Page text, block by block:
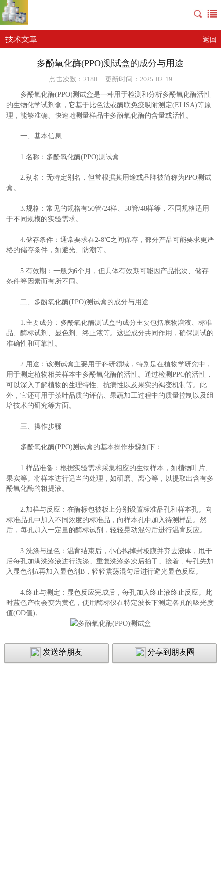
技术文章 返回
多酚氧化酶(PPO)测试盒的成分与用途
点击次数：2180 更新时间：2025-02-19
多酚氧化酶(PPO)测试盒是一种用于检测和分析多酚氧化酶活性
的生物化学试剂盒，它基于比色法或酶联免疫吸附测定(ELISA)等原
理，能够准确、快速地测量样品中多酚氧化酶的含量或活性。
一、基本信息
1.名称：多酚氧化酶(PPO)测试盒
2.别名：无特定别名，但常根据其用途或品牌被简称为PPO测试
盒。
3.规格：常见的规格有50管/24样、50管/48样等，不同规格适用
于不同规模的实验需求。
4.储存条件：通常要求在2-8℃之间保存，部分产品可能要求更严
格的储存条件，如避光、防潮等。
5.有效期：一般为6个月，但具体有效期可能因产品批次、储存
条件等因素而有所不同。
二、多酚氧化酶(PPO)测试盒的成分与用途
1.主要成分：多酚氧化酶测试盒的成分主要包括底物溶液、标准
品、酶标试剂、显色剂、终止液等。这些成分共同作用，确保测试的
准确性和可靠性。
2.用途：该测试盒主要用于科研领域，特别是在植物学研究中，
用于测定植物相关样本中多酚氧化酶的活性。通过检测PPO的活性，
可以深入了解植物的生理特性、抗病性以及果实的褐变机制等。此
外，它还可用于茶叶品质的评估、果蔬加工过程中的质量控制以及组
培技术的研究等方面。
三、操作步骤
多酚氧化酶(PPO)测试盒的基本操作步骤如下：
1.样品准备：根据实验需求采集相应的生物样本，如植物叶片、
果实等。将样本进行适当的处理，如研磨、离心等，以提取出含有多
酚氧化酶的粗提液。
2.加样与反应：在酶标包被板上分别设置标准品孔和样本孔。向
标准品孔中加入不同浓度的标准品，向样本孔中加入待测样品。然
后，每孔加入一定量的酶标试剂，轻轻晃动混匀后进行温育反应。
3.洗涤与显色：温育结束后，小心揭掉封板膜并弃去液体，甩干
后每孔加满洗涤液进行洗涤。重复洗涤多次后拍干。接着，每孔先加
入显色剂A再加入显色剂B，轻轻震荡混匀后进行避光显色反应。
4.终止与测定：显色反应完成后，每孔加入终止液终止反应。此
时蓝色产物会变为黄色，使用酶标仪在特定波长下测定各孔的吸光度
值(OD值)。
发送给朋友 分享到朋友圈